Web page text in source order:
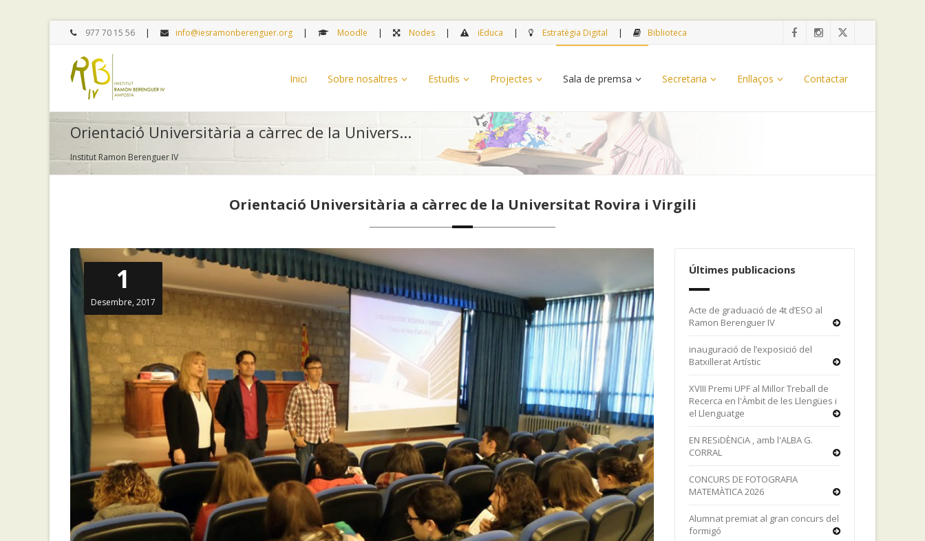
977 70 15 56 info@iesramonberenguer.org Moodle Nodes iEduca Estratègia Digital Biblioteca
Inici Sobre nosaltres Estudis Projectes Sala de premsa Secretaria Enllaços Contactar
Orientació Universitària a càrrec de la Univers...
Institut Ramon Berenguer IV
Orientació Universitària a càrrec de la Universitat Rovira i Virgili
1
Desembre, 2017
Últimes publicacions
Acte de graduació de 4t d’ESO al
Ramon Berenguer IV
inauguració de l’exposició del
Batxillerat Artístic
XVIII Premi UPF al Millor Treball de
Recerca en l'Àmbit de les Llengües i
el Llenguatge
EN RESiDÈNCiA , amb l'ALBA G.
CORRAL
CONCURS DE FOTOGRAFIA
MATEMÀTICA 2026
Alumnat premiat al gran concurs del
formigó